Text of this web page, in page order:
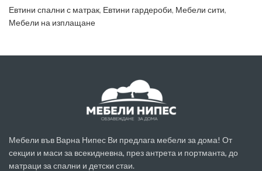
Евтини спални с матрак, Евтини гардероби, Мебели сити,
Мебели на изплащане
Мебели във Варна Нипес Ви предлага мебели за дома! От
секции и маси за всекидневна, през антрета и портманта, до
матраци за спални и детски стаи.